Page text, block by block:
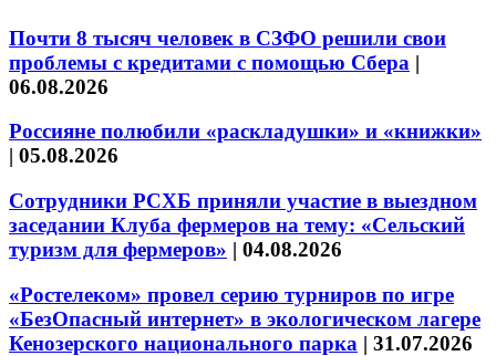
Почти 8 тысяч человек в СЗФО решили свои
проблемы с кредитами с помощью Сбера |
06.08.2026
Россияне полюбили «раскладушки» и «книжки»
| 05.08.2026
Сотрудники РСХБ приняли участие в выездном
заседании Клуба фермеров на тему: «Сельский
туризм для фермеров» | 04.08.2026
«Ростелеком» провел серию турниров по игре
«БезОпасный интернет» в экологическом лагере
Кенозерского национального парка | 31.07.2026